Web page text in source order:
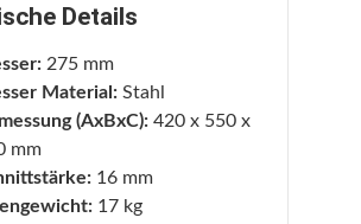
Details
275 mm
Material:Stahl
(AxBxC):420 x 550 x
mm
16 mm
17 kg